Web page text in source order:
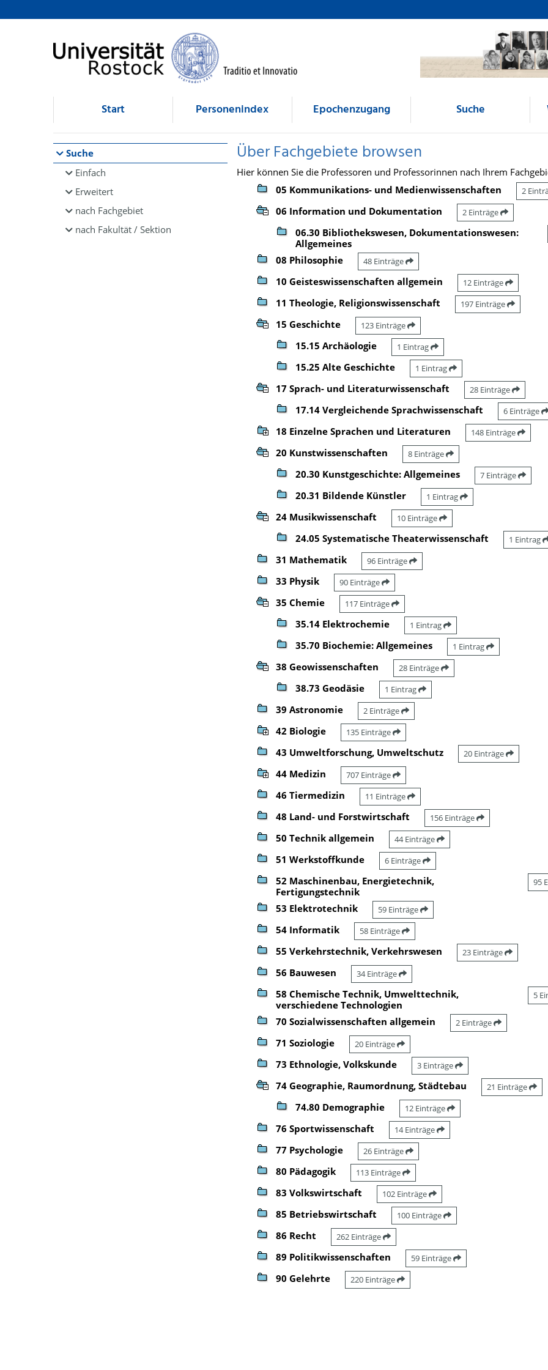
Browsen
direkt zum Inhalt
Start Personenindex Epochenzugang Suche
Suche
Einfach
Erweitert
nach Fachgebiet
nach Fakultät / Sektion
Über Fachgebiete browsen
Hier können Sie die Professoren und Professorinnen nach Ihrem
05 Kommunikations- und Medienwissenschaften
2
06 Information und Dokumentation 2 Einträge
06.30 Bibliothekswesen, Dokumentationswesen:
Allgemeines
08 Philosophie 48 Einträge
10 Geisteswissenschaften allgemein 12 Einträge
11 Theologie, Religionswissenschaft 197 Einträge
15 Geschichte 123 Einträge
15.15 Archäologie 1 Eintrag
15.25 Alte Geschichte 1 Eintrag
17 Sprach- und Literaturwissenschaft 28 Einträge
17.14 Vergleichende Sprachwissenschaft 6 Einträge
18 Einzelne Sprachen und Literaturen 148 Einträge
20 Kunstwissenschaften 8 Einträge
20.30 Kunstgeschichte: Allgemeines 7 Einträge
20.31 Bildende Künstler 1 Eintrag
24 Musikwissenschaft 10 Einträge
24.05 Systematische Theaterwissenschaft 1 Eintrag
31 Mathematik 96 Einträge
33 Physik 90 Einträge
35 Chemie 117 Einträge
35.14 Elektrochemie 1 Eintrag
35.70 Biochemie: Allgemeines 1 Eintrag
38 Geowissenschaften 28 Einträge
38.73 Geodäsie 1 Eintrag
39 Astronomie 2 Einträge
42 Biologie 135 Einträge
43 Umweltforschung, Umweltschutz 20 Einträge
44 Medizin 707 Einträge
46 Tiermedizin 11 Einträge
48 Land- und Forstwirtschaft 156 Einträge
50 Technik allgemein 44 Einträge
51 Werkstoffkunde 6 Einträge
52 Maschinenbau, Energietechnik,
Fertigungstechnik
95
53 Elektrotechnik 59 Einträge
54 Informatik 58 Einträge
55 Verkehrstechnik, Verkehrswesen 23 Einträge
56 Bauwesen 34 Einträge
58 Chemische Technik, Umwelttechnik,
verschiedene Technologien
5
70 Sozialwissenschaften allgemein 2 Einträge
71 Soziologie 20 Einträge
73 Ethnologie, Volkskunde 3 Einträge
74 Geographie, Raumordnung, Städtebau 21 Einträge
74.80 Demographie 12 Einträge
76 Sportwissenschaft 14 Einträge
77 Psychologie 26 Einträge
80 Pädagogik 113 Einträge
83 Volkswirtschaft 102 Einträge
85 Betriebswirtschaft 100 Einträge
86 Recht 262 Einträge
89 Politikwissenschaften 59 Einträge
90 Gelehrte 220 Einträge